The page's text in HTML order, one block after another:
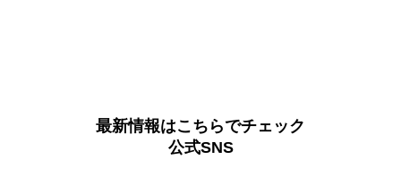
最新情報はこちらでチェック
公式SNS